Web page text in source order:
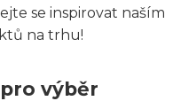
se inspirovat naším
na trhu!
výběr